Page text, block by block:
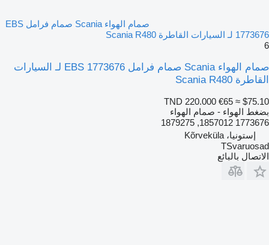
صمام الهواء Scania صمام فرامل EBS
1773676 لـ السيارات القاطرة Scania R480
6
صمام الهواء Scania صمام فرامل EBS 1773676 لـ السيارات
القاطرة Scania R480
TND 220.000 €65 ≈ $75.10
بضغط الهواء - صمام الهواء
1773676 1857012, 1879275
إستونيا، Kõrveküla
TSvaruosad
الاتصال بالبائع